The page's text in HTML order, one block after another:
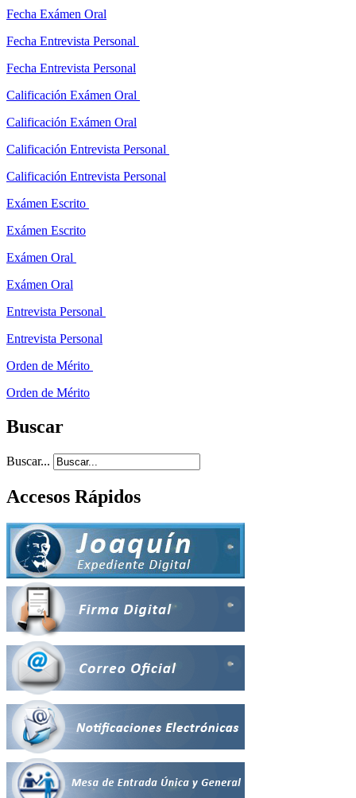
Fecha Exámen Oral
Fecha Entrevista Personal
Fecha Entrevista Personal
Calificación Exámen Oral
Calificación Exámen Oral
Calificación Entrevista Personal
Calificación Entrevista Personal
Exámen Escrito
Exámen Escrito
Exámen Oral
Exámen Oral
Entrevista Personal
Entrevista Personal
Orden de Mérito
Orden de Mérito
Buscar
Buscar...
Accesos Rápidos